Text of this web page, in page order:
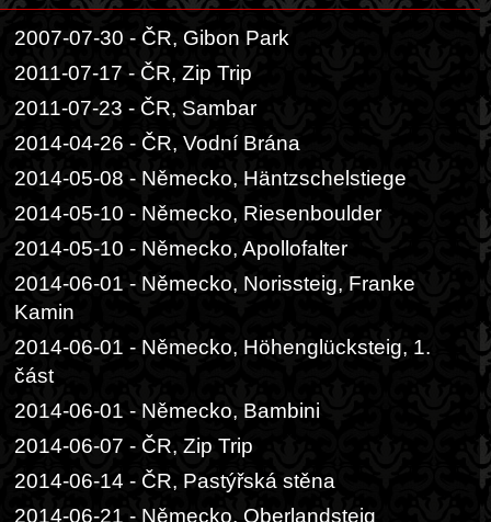
2007-07-30 - ČR, Gibon Park
2011-07-17 - ČR, Zip Trip
2011-07-23 - ČR, Sambar
2014-04-26 - ČR, Vodní Brána
2014-05-08 - Německo, Häntzschelstiege
2014-05-10 - Německo, Riesenboulder
2014-05-10 - Německo, Apollofalter
2014-06-01 - Německo, Norissteig, Franke
Kamin
2014-06-01 - Německo, Höhenglücksteig, 1.
část
2014-06-01 - Německo, Bambini
2014-06-07 - ČR, Zip Trip
2014-06-14 - ČR, Pastýřská stěna
2014-06-21 - Německo, Oberlandsteig